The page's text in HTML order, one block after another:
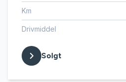
Km
Drivmiddel
Solgt